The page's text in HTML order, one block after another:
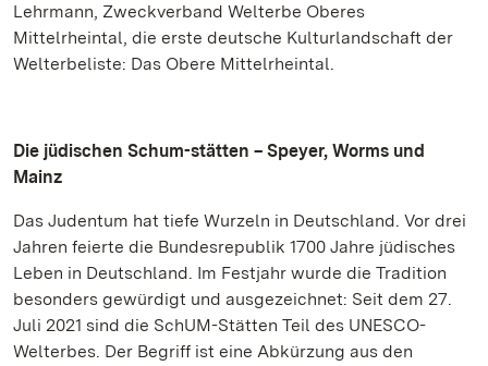
Lehrmann, Zweckverband Welterbe Oberes
Mittelrheintal, die erste deutsche Kulturlandschaft der
Welterbeliste: Das Obere Mittelrheintal.
Die jüdischen Schum-stätten – Speyer, Worms und
Mainz
Das Judentum hat tiefe Wurzeln in Deutschland. Vor drei
Jahren feierte die Bundesrepublik 1700 Jahre jüdisches
Leben in Deutschland. Im Festjahr wurde die Tradition
besonders gewürdigt und ausgezeichnet: Seit dem 27.
Juli 2021 sind die SchUM-Stätten Teil des UNESCO-
Welterbes. Der Begriff ist eine Abkürzung aus den